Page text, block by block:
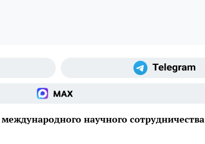
научного сотрудничества